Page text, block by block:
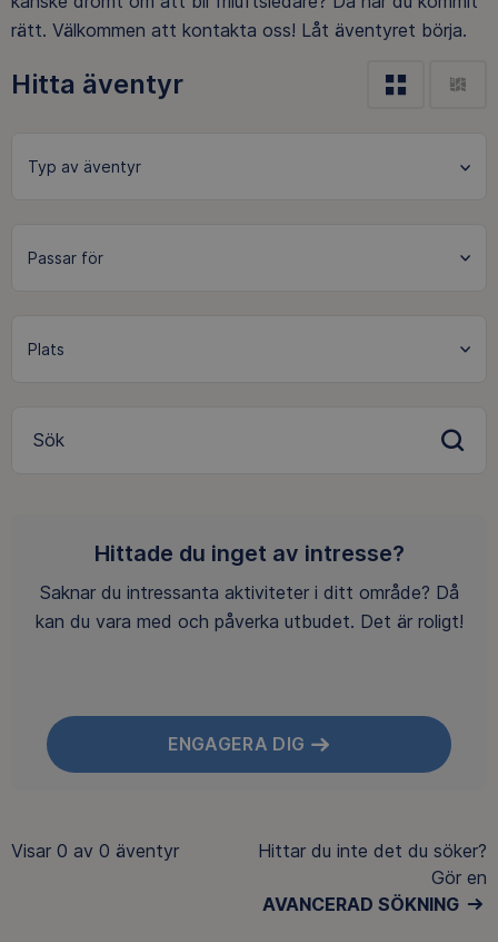
rätt. Välkommen att kontakta oss! Låt äventyret börja.
Hitta äventyr
Sök
Hittade du inget av intresse?
Saknar du intressanta aktiviteter i ditt område? Då
kan du vara med och påverka utbudet. Det är roligt!
ENGAGERA DIG
Visar 0 av 0 äventyr
Hittar du inte det du söker?
Gör en
AVANCERAD SÖKNING